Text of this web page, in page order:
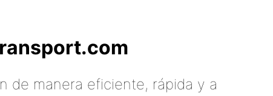
de manera eficiente, rápida y a